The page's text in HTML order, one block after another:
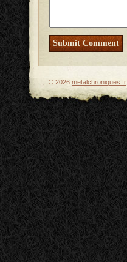
© 2026 metalchroniques.fr.